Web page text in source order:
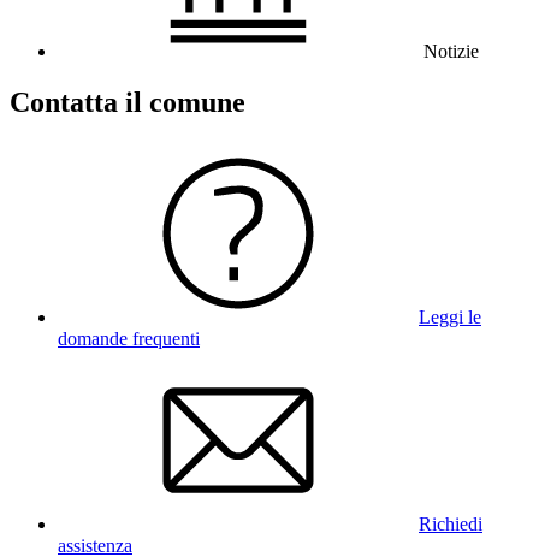
Notizie
Contatta il comune
Leggi le
domande frequenti
Richiedi
assistenza